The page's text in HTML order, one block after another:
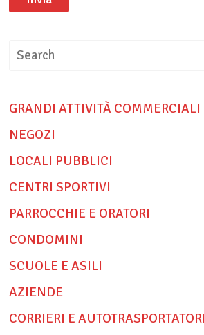
GRANDI ATTIVITÀ COMMERCIALI
NEGOZI
LOCALI PUBBLICI
CENTRI SPORTIVI
PARROCCHIE E ORATORI
CONDOMINI
SCUOLE E ASILI
AZIENDE
CORRIERI E AUTOTRASPORTATORI